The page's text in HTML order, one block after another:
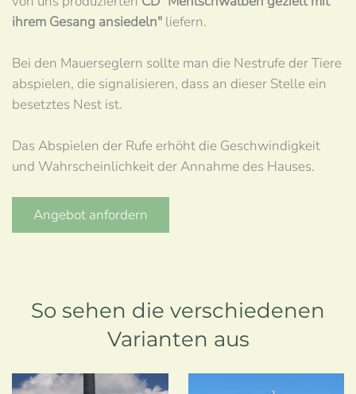
ihrem Gesang ansiedeln" liefern.
Bei den Mauerseglern sollte man die Nestrufe der Tiere
abspielen, die signalisieren, dass an dieser Stelle ein
besetztes Nest ist.
Das Abspielen der Rufe erhöht die Geschwindigkeit
und Wahrscheinlichkeit der Annahme des Hauses.
Angebot anfordern
So sehen die verschiedenen
Varianten aus